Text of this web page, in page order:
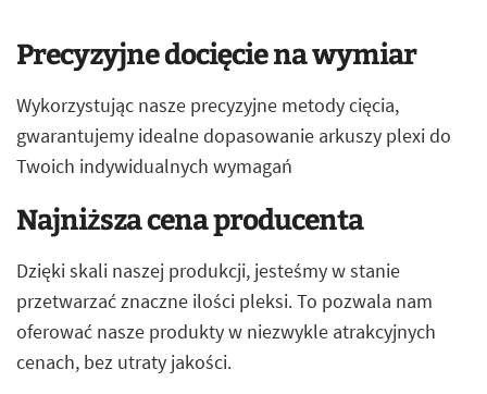
Precyzyjne docięcie na wymiar
Wykorzystując nasze precyzyjne metody cięcia,
gwarantujemy idealne dopasowanie arkuszy plexi do
Twoich indywidualnych wymagań
Najniższa cena producenta
Dzięki skali naszej produkcji, jesteśmy w stanie
przetwarzać znaczne ilości pleksi. To pozwala nam
oferować nasze produkty w niezwykle atrakcyjnych
cenach, bez utraty jakości.